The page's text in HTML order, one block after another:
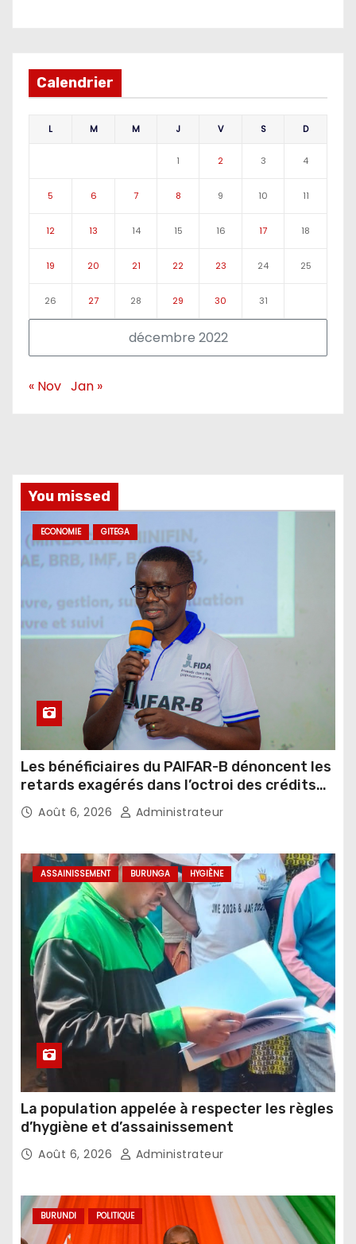
Calendrier
décembre 2022
L M M J V S D
1 2 3 4
5 6 7 8 9 10 11
12 13 14 15 16 17 18
19 20 21 22 23 24 25
26 27 28 29 30 31
« Nov Jan »
You missed
ECONOMIE GITEGA
Les bénéficiaires du PAIFAR-B dénoncent les
retards exagérés dans l’octroi des crédits
agricoles
Août 6, 2026 Administrateur
ASSAINISSEMENT BURUNGA HYGIÈNE
La population appelée à respecter les règles
d’hygiène et d’assainissement
Août 6, 2026 Administrateur
BURUNDI POLITIQUE